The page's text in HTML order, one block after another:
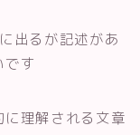
出るが記述があ
す
理解される文章